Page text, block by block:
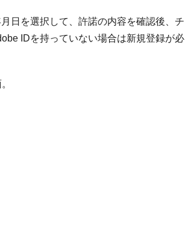
日を選択して、許諾の内容を確認後、チ
IDを持っていない場合は新規登録が必